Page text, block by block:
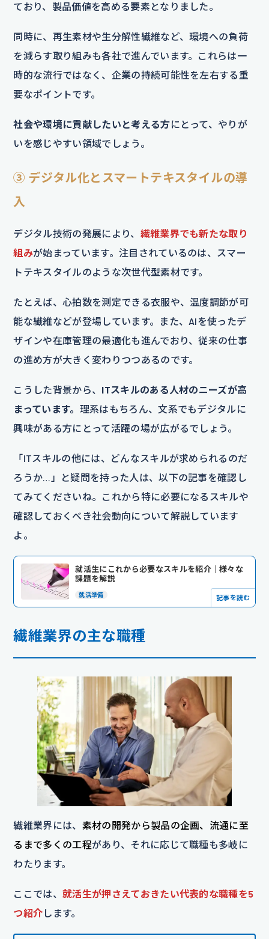
ており、製品価値を高める要素となりました。
同時に、再生素材や生分解性繊維など、環境への負荷
を減らす取り組みも各社で進んでいます。これらは一
時的な流行ではなく、企業の持続可能性を左右する重
要なポイントです。
社会や環境に貢献したいと考える方にとって、やりが
いを感じやすい領域でしょう。
③ デジタル化とスマートテキスタイルの導
入
デジタル技術の発展により、 繊維業界でも新たな取り
組みが始まっています。注目されているのは、スマー
トテキスタイルのような次世代型素材です。
たとえば、心拍数を測定できる衣服や、温度調節が可
能な繊維などが登場しています。また、AIを使ったデ
ザインや在庫管理の最適化も進んでおり、従来の仕事
の進め方が大きく変わりつつあるのです。
こうした背景から、 ITスキルのある人材のニーズが高
まっています。 理系はもちろん、文系でもデジタルに
興味がある方にとって活躍の場が広がるでしょう。
「ITスキルの他には、どんなスキルが求められるのだ
ろうか…」と疑問を持った人は、以下の記事を確認し
てみてくださいね。これから特に必要になるスキルや
確認しておくべき社会動向について解説しています
よ。
就活生にこれから必要なスキルを紹介｜様々な
課題を解説
就活準備 記事を読む
繊維業界の主な職種
繊維業界には、 素材の開発から製品の企画、流通に至
るまで多くの工程があり、それに応じて職種も多岐に
わたります。
ここでは、 就活生が押さえておきたい代表的な職種を5
つ紹介 します。